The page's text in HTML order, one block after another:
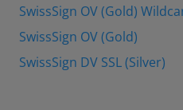
SwissSign OV (Gold)
SwissSign OV (Gold)
SwissSign DV SSL (Silver)